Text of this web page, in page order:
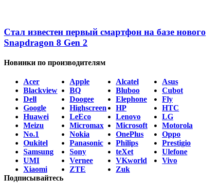
Стал известен первый смартфон на базе нового
Snapdragon 8 Gen 2
Новинки по производителям
Acer Apple Alcatel
Asus
Blackview
BQ Bluboo
Cubot
Dell
Doogee Elephone
Fly
Google
Highscreen HP
HTC
Huawei
LeEco Lenovo
LG
Meizu
Micromax Microsoft
Motorola
No.1
Nokia OnePlus
Oppo
Oukitel
Panasonic Philips
Prestigio
Samsung
Sony teXet
Ulefone
UMI
Vernee VKworld
Vivo
Xiaomi
ZTE
Zuk
Подписывайтесь